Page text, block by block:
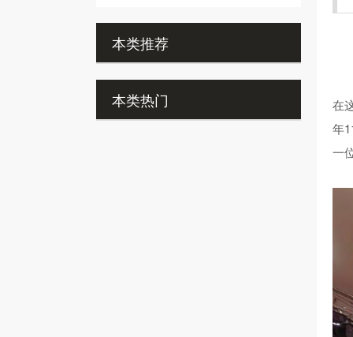
本类推荐
本类热门
在
年
一